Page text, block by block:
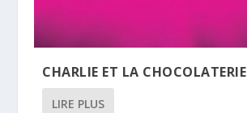
CHARLIE ET LA CHOCOLATERIE
LIRE PLUS